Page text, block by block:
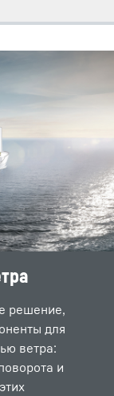
решение,
для
ветра:
и